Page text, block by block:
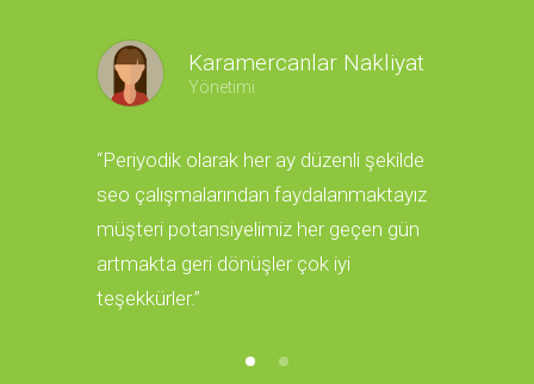
Karamercanlar Nakliyat
Yönetimi
“Periyodik olarak her ay düzenli şekilde
seo çalışmalarından faydalanmaktayız
müşteri potansiyelimiz her geçen gün
artmakta geri dönüşler çok iyi
teşekkürler.”